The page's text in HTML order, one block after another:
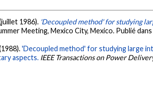
1986). 'Decoupled method' for studying
Meeting, Mexico City, Mexico. Publié
'Decoupled method' for studying large
aspects. IEEE Transactions on Power